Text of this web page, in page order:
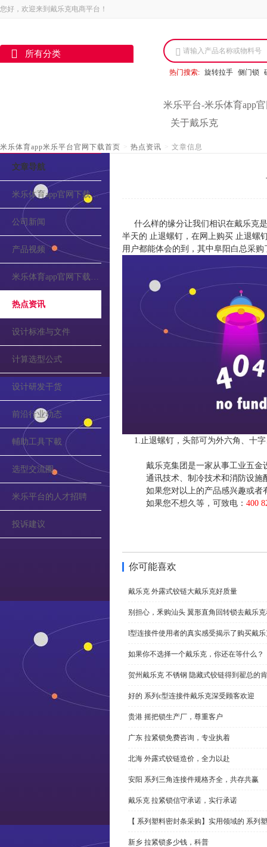
您好，欢迎来到戴乐克电商平台！
所有分类 请输入产品名称或物料号
热门搜索: 旋转拉手 侧门锁
米乐平台-米乐体育app
关于戴乐克
米乐体育app米乐平台官网下载首页 > 热点资讯 > 文章信息
文章导航
米乐体育app官网下载的介绍
公司新闻
产品视频
米乐体育app官网下载的公告
热点资讯
设计标准与文件
计算选型公式
设计研发干货
前沿行业动态
輔助工具下載
选型交流圈
米乐平台的人才招聘
投诉建议
什么样的缘分让我们相识在戴乐克
半天的 止退螺钉，在网上购买 止退螺
用户都能体会的到，其中阜阳白总采
1.止退螺钉，头部可为外六角、十
戴乐克集团是一家从事工业五金
通讯技术、制冷技术和消防设
如果您对以上的产品感兴趣或者
如果您不想久等，可致电： 400
你可能喜欢
戴乐克 外露式铰链大戴乐克好质量
别担心，釆购汕头 翼形直角回转锁去戴乐
l型连接件使用者的真实感受揭示了购买戴
如果你不选择一个戴乐克，你还在等什么？
贺州戴乐克 不锈钢 隐藏式铰链得到翟总的
好的 系列c型连接件戴乐克深受顾客欢迎
贵港 摇把锁生产厂，尊重客户
广东 拉紧锁免费咨询，专业执着
北海 外露式铰链造价，全力以赴
安阳 系列三角连接件规格齐全，共存共赢
戴乐克 拉紧锁信守承诺，实行承诺
【 系列塑料密封条采购】实用领域的 系列
新乡 拉紧锁多少钱，科普